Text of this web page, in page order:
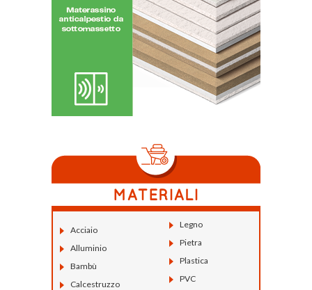
Acciaio
Alluminio
Bambù
Calcestruzzo
Legno
Pietra
Plastica
PVC